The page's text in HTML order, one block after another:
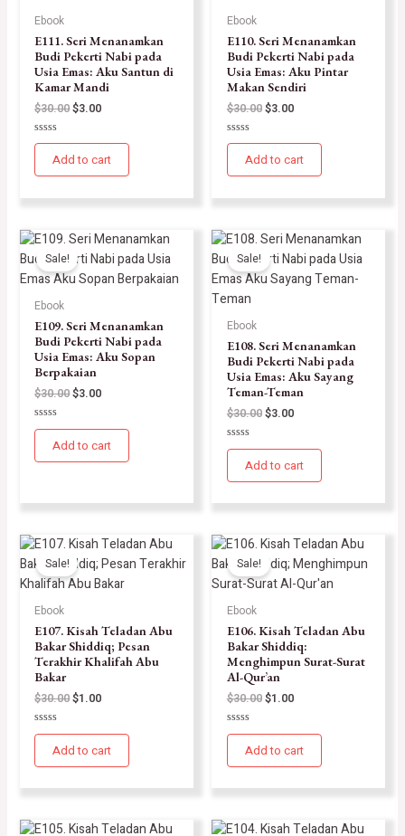
Ebook
E111. Seri Menanamkan
Budi Pekerti Nabi pada
Usia Emas: Aku Santun di
Kamar Mandi
$30.00$3.00
Rated
of
Add to cart
Ebook
E110. Seri Menanamkan
Budi Pekerti Nabi pada
Usia Emas: Aku Pintar
Makan Sendiri
$30.00$3.00
Rated
of
Add to cart
Sale!
Ebook
E109. Seri Menanamkan
Budi Pekerti Nabi pada
Usia Emas: Aku Sopan
Berpakaian
$30.00$3.00
Rated
of
Add to cart
Sale!
Ebook
E108. Seri Menanamkan
Budi Pekerti Nabi pada
Usia Emas: Aku Sayang
Teman-Teman
$30.00$3.00
Rated
of
Add to cart
Sale!
Ebook
E107. Kisah Teladan Abu
Bakar Shiddiq; Pesan
Terakhir Khalifah Abu
Bakar
$30.00$1.00
Rated
of
Add to cart
Sale!
Ebook
E106. Kisah Teladan Abu
Bakar Shiddiq:
Menghimpun Surat-Surat
Al-Qur’an
$30.00$1.00
Rated
of
Add to cart